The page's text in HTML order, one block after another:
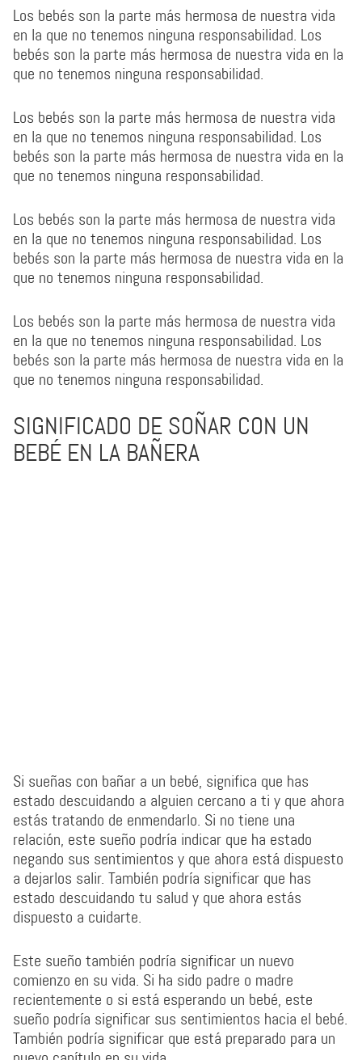
Los bebés son la parte más hermosa de nuestra vida
en la que no tenemos ninguna responsabilidad. Los
bebés son la parte más hermosa de nuestra vida en la
que no tenemos ninguna responsabilidad.
Los bebés son la parte más hermosa de nuestra vida
en la que no tenemos ninguna responsabilidad. Los
bebés son la parte más hermosa de nuestra vida en la
que no tenemos ninguna responsabilidad.
Los bebés son la parte más hermosa de nuestra vida
en la que no tenemos ninguna responsabilidad. Los
bebés son la parte más hermosa de nuestra vida en la
que no tenemos ninguna responsabilidad.
Los bebés son la parte más hermosa de nuestra vida
en la que no tenemos ninguna responsabilidad. Los
bebés son la parte más hermosa de nuestra vida en la
que no tenemos ninguna responsabilidad.
SIGNIFICADO DE SOÑAR CON UN
BEBÉ EN LA BAÑERA
Si sueñas con bañar a un bebé, significa que has
estado descuidando a alguien cercano a ti y que ahora
estás tratando de enmendarlo. Si no tiene una
relación, este sueño podría indicar que ha estado
negando sus sentimientos y que ahora está dispuesto
a dejarlos salir. También podría significar que has
estado descuidando tu salud y que ahora estás
dispuesto a cuidarte.
Este sueño también podría significar un nuevo
comienzo en su vida. Si ha sido padre o madre
recientemente o si está esperando un bebé, este
sueño podría significar sus sentimientos hacia el bebé.
También podría significar que está preparado para un